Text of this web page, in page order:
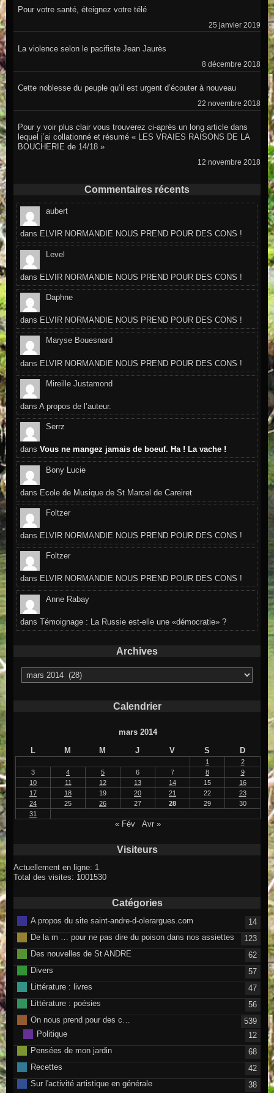
Pour votre santé, éteignez votre télé
25 janvier 2019
La violence selon le pacifiste Jean Jaurès
8 décembre 2018
Cette noblesse du peuple qu’il est urgent d’écouter à nouveau
22 novembre 2018
Pour y voir plus clair vous trouverez ci-après un long article dans
lequel j’ai collationné et résumé « LES VRAIES RAISONS DE LA
BOUCHERIE de 14/18 »
12 novembre 2018
Commentaires récents
aubert
dans ELVIR NORMANDIE NOUS PREND POUR DES CONS !
Level
dans ELVIR NORMANDIE NOUS PREND POUR DES CONS !
Daphne
dans ELVIR NORMANDIE NOUS PREND POUR DES CONS !
Maryse Bouesnard
dans ELVIR NORMANDIE NOUS PREND POUR DES CONS !
Mireille Justamond
dansA propos de l’auteur.
Serrz
dansVous ne mangez jamais de boeuf. Ha ! La vache !
Bony Lucie
dans Ecole de Musique de St Marcel de Careiret
Foltzer
dans ELVIR NORMANDIE NOUS PREND POUR DES CONS !
Foltzer
dans ELVIR NORMANDIE NOUS PREND POUR DES CONS !
Anne Rabay
dansTémoignage : La Russie est-elle une «démocratie» ?
Archives
Archives
Calendrier
mars 2014
L
M M J V S D
1
2
3
4 5 6 7 8
9
10
11 12 13 14 15
16
17
18 19 20 21 22
23
24
25 26 27 28 29
30
31
« Fév Avr »
Visiteurs
Actuellement en ligne: 1
Total des visites: 1001530
Catégories
A propos du site saint-andre-d-olerargues.com
14
De la m … pour ne pas dire du poison dans nos assiettes
123
Des nouvelles de St ANDRE
62
Divers
57
Littérature : livres
47
Littérature : poésies
56
On nous prend pour des c…
539
Politique
12
Pensées de mon jardin
68
Recettes
42
Sur l'activité artistique en générale
38